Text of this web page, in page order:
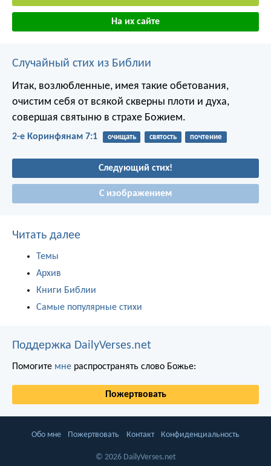
На их сайте
Случайный стих из Библии
Итак, возлюбленные, имея такие обетования,
очистим себя от всякой скверны плоти и духа,
совершая святыню в страхе Божием.
2-е Коринфянам 7:1 очищать святость почтение
Следующий стих!
С изображением
Читать далее
Темы
Архив
Книги Библии
Самые популярные стихи
Поддержка DailyVerses.net
Помогите мне распространять слово Божье:
Пожертвовать
Обо мне Пожертвовать Контакт Конфиденциальность
© 2026 DailyVerses.net